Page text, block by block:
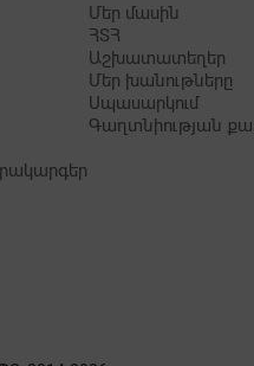
Մեր մասին
ՀՏՀ
Աշխատատեղեր
Մեր խանութները
Սպասարկում
Գաղտնիության